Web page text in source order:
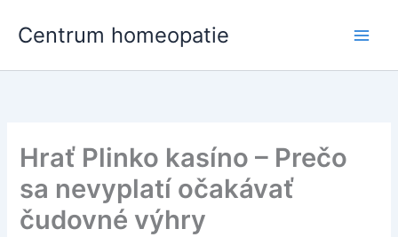
Centrum homeopatie
Hrať Plinko kasíno – Prečo
sa nevyplatí očakávať
čudovné výhry